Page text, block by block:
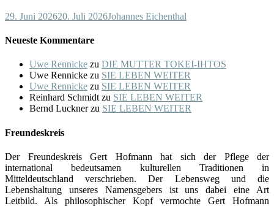
29. Juni 202620. Juli 2026Johannes Eichenthal
Neueste Kommentare
Uwe Rennicke zu DIE MUTTER TOKEI-IHTOS
Uwe Rennicke zu SIE LEBEN WEITER
Uwe Rennicke zu SIE LEBEN WEITER
Reinhard Schmidt zu SIE LEBEN WEITER
Bernd Lucknerzu SIE LEBEN WEITER
Freundeskreis
Der Freundeskreis Gert Hofmann hat sich der Pflege der
international bedeutsamen kulturellen Traditionen in
Mitteldeutschland verschrieben. Der Lebensweg und die
Lebenshaltung unseres Namensgebers ist uns dabei eine Art
Leitbild. Als philosophischer Kopf vermochte Gert Hofmann